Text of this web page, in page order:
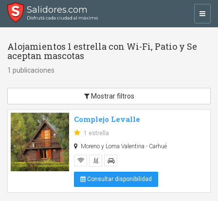
Salidores.com
Disfrutá cada ciudad al máximo
Alojamientos 1 estrella con Wi-Fi, Patio y Se
aceptan mascotas
1 publicaciones
Mostrar filtros
Complejo Levalle
1 estrella
Moreno y Loma Valentina - Carhué
Consultar disponibilidad